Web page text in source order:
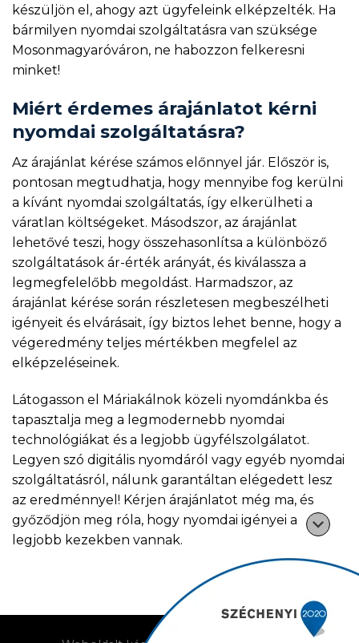
készüljön el, ahogy azt ügyfeleink elképzelték. Ha
bármilyen nyomdai szolgáltatásra van szüksége
Mosonmagyaróváron, ne habozzon felkeresni
minket!
Miért érdemes árajánlatot kérni
nyomdai szolgáltatásra?
Az árajánlat kérése számos előnnyel jár. Először is,
pontosan megtudhatja, hogy mennyibe fog kerülni
a kívánt nyomdai szolgáltatás, így elkerülheti a
váratlan költségeket. Másodszor, az árajánlat
lehetővé teszi, hogy összehasonlítsa a különböző
szolgáltatások ár-érték arányát, és kiválassza a
legmegfelelőbb megoldást. Harmadszor, az
árajánlat kérése során részletesen megbeszélheti
igényeit és elvárásait, így biztos lehet benne, hogy a
végeredmény teljes mértékben megfelel az
elképzeléseinek.
Látogasson el Máriakálnok közeli nyomdánkba és
tapasztalja meg a legmodernebb nyomdai
technológiákat és a legjobb ügyfélszolgálatot.
Legyen szó digitális nyomdáról vagy egyéb nyomdai
szolgáltatásról, nálunk garantáltan elégedett lesz
az eredménnyel! Kérjen árajánlatot még ma, és
győződjön meg róla, hogy nyomdai igényei a
legjobb kezekben vannak.